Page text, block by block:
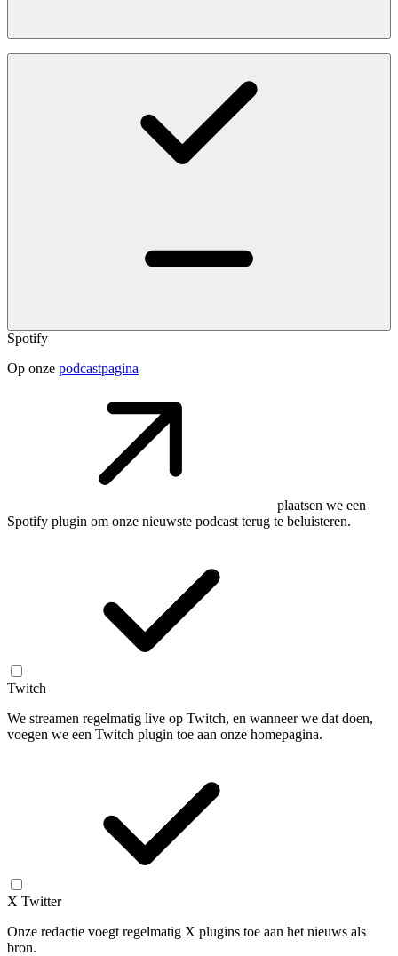
Spotify
Op onze podcastpagina
plaatsen we een
Spotify plugin om onze nieuwste podcast terug te beluisteren.
Twitch
We streamen regelmatig live op Twitch, en wanneer we dat doen,
voegen we een Twitch plugin toe aan onze homepagina.
X Twitter
Onze redactie voegt regelmatig X plugins toe aan het nieuws als
bron.